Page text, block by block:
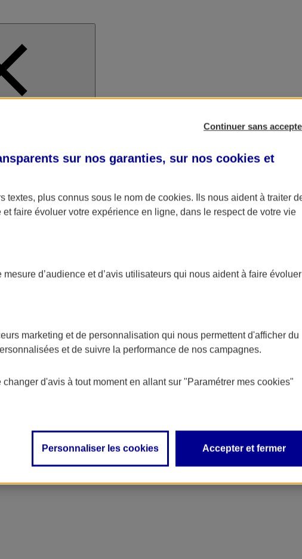
Continuer sans
sur nos garanties, sur nos cookies et
textes, plus connus sous le nom de cookies. Ils nous aident à traiter
faire évoluer votre expérience en ligne, dans le respect de votre vie
mesure d’audience et d’avis utilisateurs qui nous aident à faire évoluer
marketing et de personnalisation qui nous permettent d'afficher du
et de suivre la performance de nos campagnes.
d'avis à tout moment en allant sur "Paramétrer mes cookies"
Personnaliser les cookies Accepter et fermer